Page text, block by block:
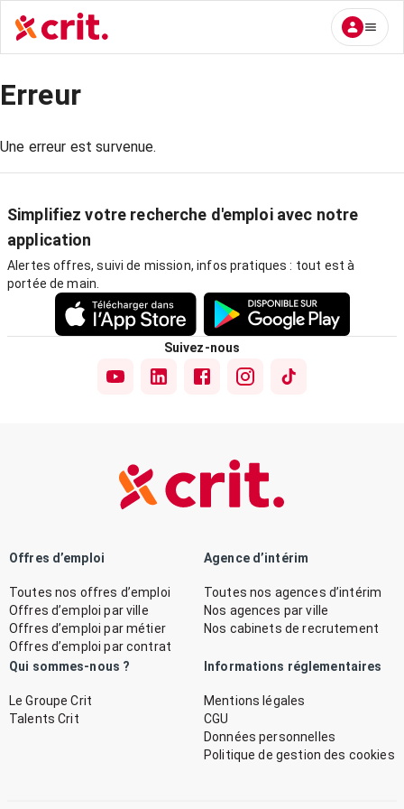
Erreur
Une erreur est survenue.
Simplifiez votre recherche d'emploi avec notre
application
Alertes offres, suivi de mission, infos pratiques : tout est à
portée de main.
Suivez-nous
Offres d’emploi
Toutes nos offres d’emploi
Offres d’emploi par ville
Offres d’emploi par métier
Offres d’emploi par contrat
Agence d’intérim
Toutes nos agences d’intérim
Nos agences par ville
Nos cabinets de recrutement
Qui sommes-nous ?
Le Groupe Crit
Talents Crit
Informations réglementaires
Mentions légales
CGU
Données personnelles
Politique de gestion des cookies